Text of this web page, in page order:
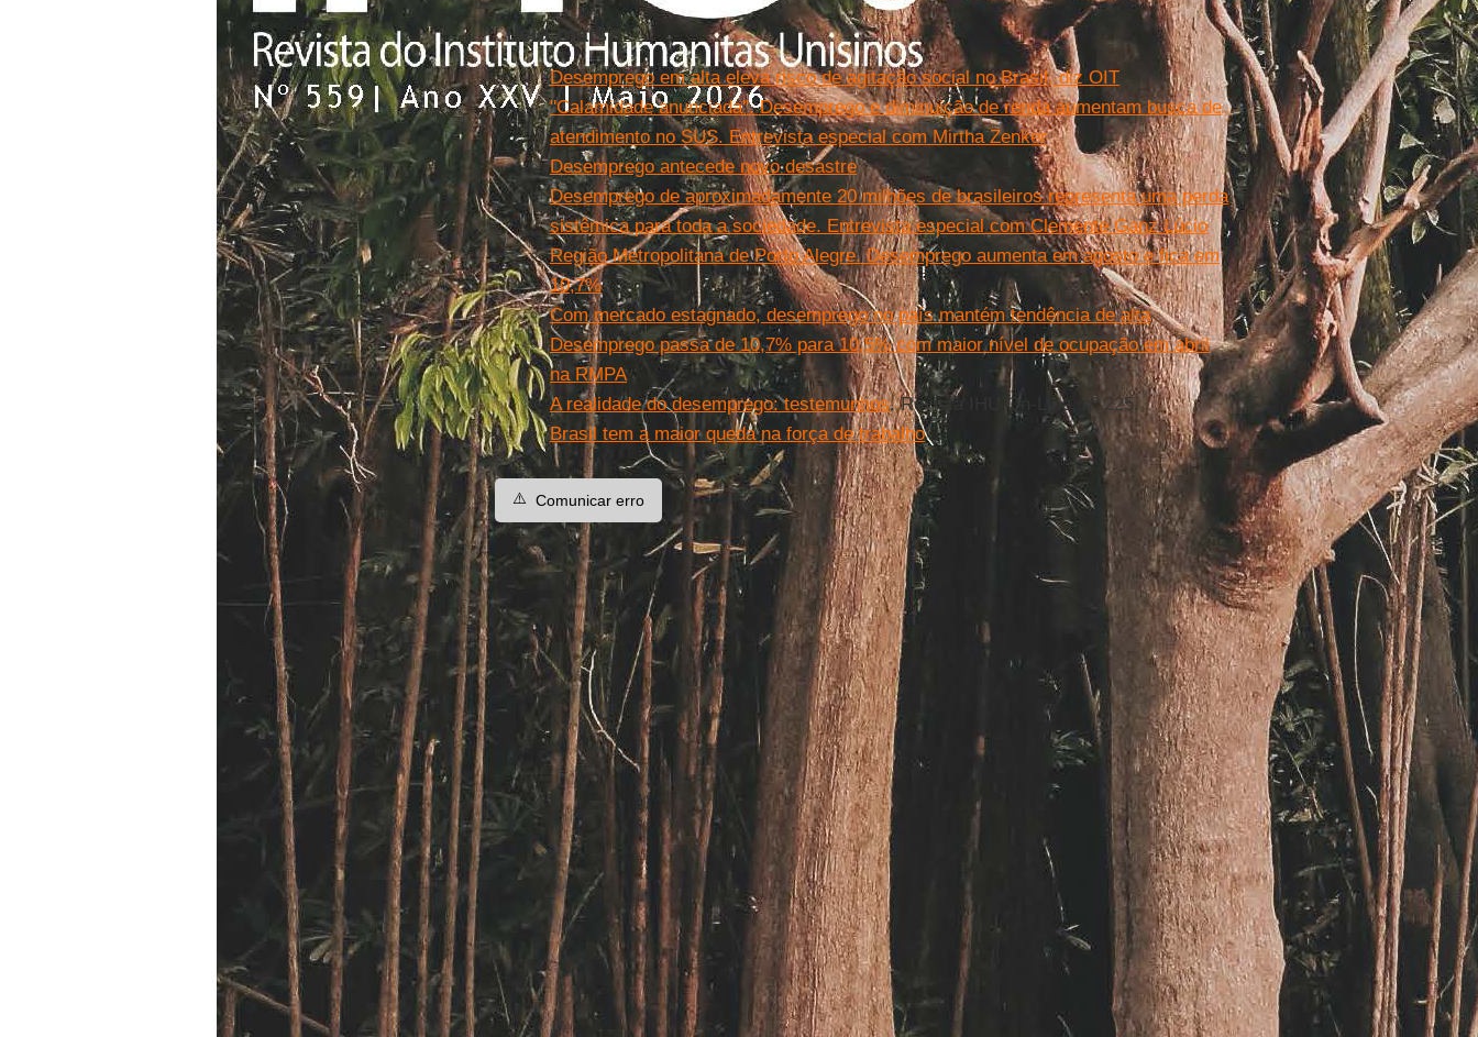
Leia mais
Desemprego em alta eleva risco de agitação social no Brasil, diz OIT
"Calamidade anunciada". Desemprego e diminuição de renda aumentam busca de
atendimento no SUS. Entrevista especial com Mirtha Zenker
Desemprego antecede novo desastre
Desemprego de aproximadamente 20 milhões de brasileiros representa uma perda
sistêmica para toda a sociedade. Entrevista especial com Clemente Ganz Lúcio
Região Metropolitana de Porto Alegre. Desemprego aumenta em agosto e fica em
10,7%
Com mercado estagnado, desemprego no país mantém tendência de alta
Desemprego passa de 10,7% para 10,5% com maior nível de ocupação em abril
na RMPA
A realidade do desemprego: testemunhos. Revista IHU On-Line, nº 225.
Brasil tem a maior queda na força de trabalho
⚠️ Comunicar erro